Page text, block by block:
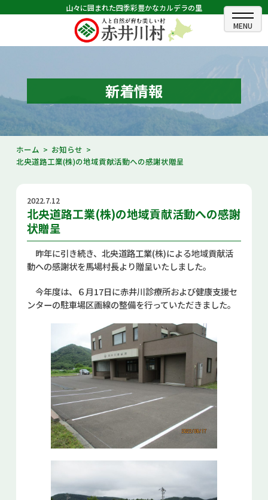
山々に囲まれた四季彩豊かなカルデラの里
ホーム
むらのできごと
むらのプロフィール
くらしの情報
村長室
観光・イベント情報
あかいがわ広報
新着情報
ホーム
お知らせ
北央道路工業(株)の地域貢献活動への感謝状贈呈
2022.7.12
北央道路工業(株)の地域貢献活動への感謝
状贈呈
昨年に引き続き、北央道路工業(株)による地域貢献活
動への感謝状を馬場村長より贈呈いたしました。
今年度は、６月17日に赤井川診療所および健康支援セ
ンターの駐車場区画線の整備を行っていただきました。